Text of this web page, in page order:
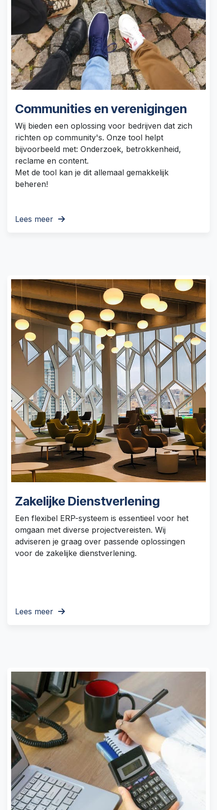
Communities en verenigingen
Wij bieden een oplossing voor bedrijven dat zich
richten op community's. Onze tool helpt
bijvoorbeeld met: Onderzoek, betrokkenheid,
reclame en content.
Met de tool kan je dit allemaal gemakkelijk
beheren!
Lees meer
Zakelijke Dienstverlening
Een flexibel ERP-systeem is essentieel voor het
omgaan met diverse projectvereisten. Wij
adviseren je graag over passende oplossingen
voor de zakelijke dienstverlening.
Lees meer